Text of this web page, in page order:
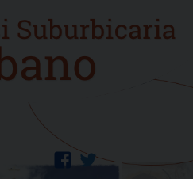
twitter
facebook